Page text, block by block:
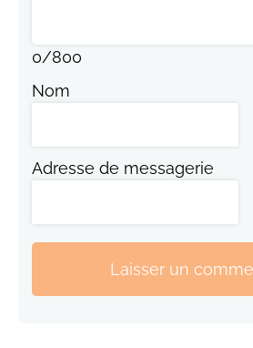
0/800
Nom
Adresse de messagerie
Laisser un